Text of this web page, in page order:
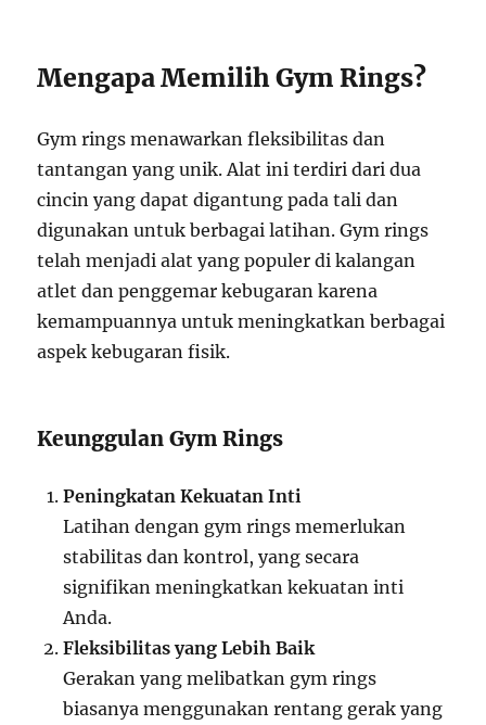
Mengapa Memilih Gym Rings?
Gym rings menawarkan fleksibilitas dan
tantangan yang unik. Alat ini terdiri dari dua
cincin yang dapat digantung pada tali dan
digunakan untuk berbagai latihan. Gym rings
telah menjadi alat yang populer di kalangan
atlet dan penggemar kebugaran karena
kemampuannya untuk meningkatkan berbagai
aspek kebugaran fisik.
Keunggulan Gym Rings
Peningkatan Kekuatan Inti
Latihan dengan gym rings memerlukan
stabilitas dan kontrol, yang secara
signifikan meningkatkan kekuatan inti
Anda.
Fleksibilitas yang Lebih Baik
Gerakan yang melibatkan gym rings
biasanya menggunakan rentang gerak yang